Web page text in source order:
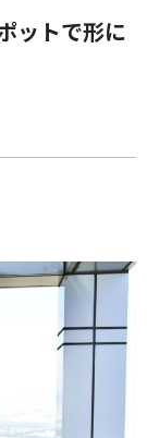
セットリング
ットで形に